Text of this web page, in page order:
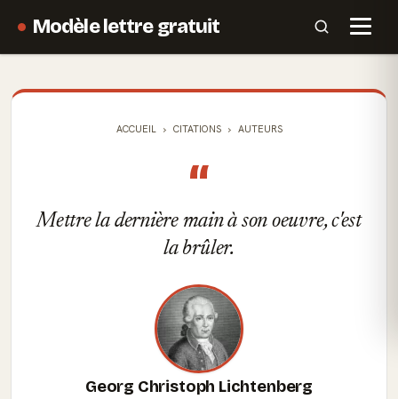
Modèle lettre gratuit
ACCUEIL CITATIONS AUTEURS
“
Mettre la dernière main à son oeuvre, c'est
la brûler.
Georg Christoph Lichtenberg